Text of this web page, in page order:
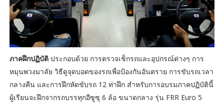
ภาคฝึกปฏิบัติประกอบด้วย การตรวจเช็กรถและอุปกรณ์ต่างๆ การ
หมุนพวงมาลัย วิธีดูจุดบอดของรถเพื่อป้องกันอันตราย การขับรถเวลา
กลางคืน และการฝึกหัดขับรถ 12 ท่าฝึก สำหรับการอบรมภาคปฏิบัตินี้
ผู้เรียนจะฝึกจากรถบรรทุกอีซูซุ 6 ล้อ ขนาดกลาง รุ่น FRR Euro 5